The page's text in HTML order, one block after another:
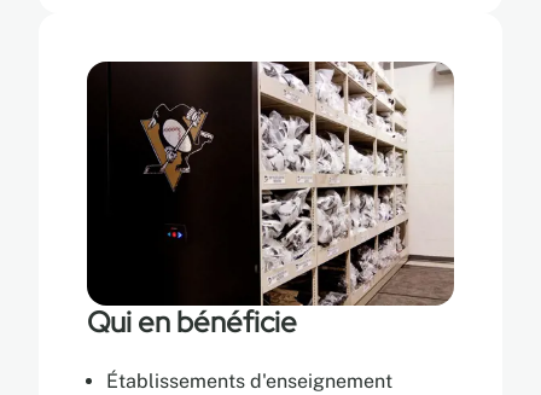
Qui en bénéficie
Établissements d'enseignement